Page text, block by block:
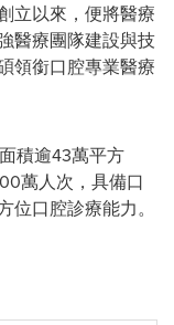
立以來，便將醫療
醫療團隊建設與技
領銜口腔專業醫療
積逾43萬平方
萬人次，具備口
口腔診療能力。